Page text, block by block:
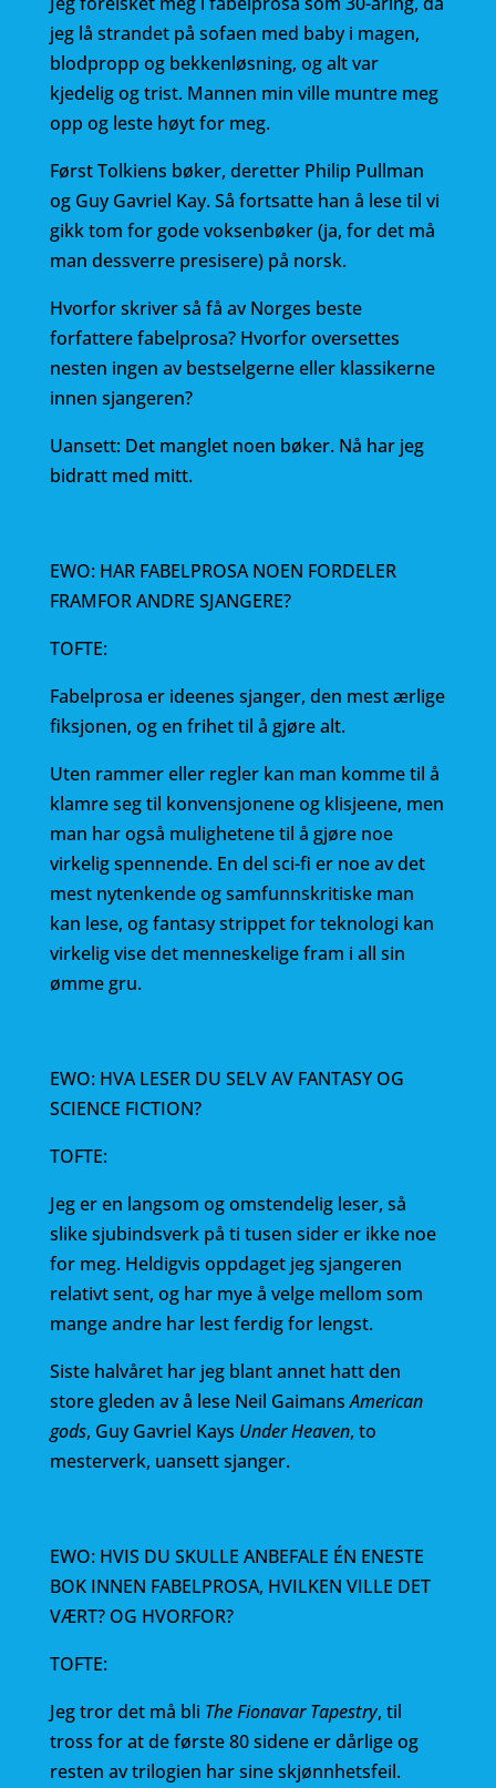
jeg lå strandet på sofaen med baby i magen,
blodpropp og bekkenløsning, og alt var
kjedelig og trist. Mannen min ville muntre meg
opp og leste høyt for meg.
Først Tolkiens bøker, deretter Philip Pullman
og Guy Gavriel Kay. Så fortsatte han å lese til vi
gikk tom for gode voksenbøker (ja, for det må
man dessverre presisere) på norsk.
Hvorfor skriver så få av Norges beste
forfattere fabelprosa? Hvorfor oversettes
nesten ingen av bestselgerne eller klassikerne
innen sjangeren?
Uansett: Det manglet noen bøker. Nå har jeg
bidratt med mitt.
EWO: HAR FABELPROSA NOEN FORDELER
FRAMFOR ANDRE SJANGERE?
TOFTE:
Fabelprosa er ideenes sjanger, den mest ærlige
fiksjonen, og en frihet til å gjøre alt.
Uten rammer eller regler kan man komme til å
klamre seg til konvensjonene og klisjeene, men
man har også mulighetene til å gjøre noe
virkelig spennende. En del sci-fi er noe av det
mest nytenkende og samfunnskritiske man
kan lese, og fantasy strippet for teknologi kan
virkelig vise det menneskelige fram i all sin
ømme gru.
EWO: HVA LESER DU SELV AV FANTASY OG
SCIENCE FICTION?
TOFTE:
Jeg er en langsom og omstendelig leser, så
slike sjubindsverk på ti tusen sider er ikke noe
for meg. Heldigvis oppdaget jeg sjangeren
relativt sent, og har mye å velge mellom som
mange andre har lest ferdig for lengst.
Siste halvåret har jeg blant annet hatt den
store gleden av å lese Neil GaimansAmerican
gods, Guy Gavriel Kays Under Heaven, to
mesterverk, uansett sjanger.
EWO: HVIS DU SKULLE ANBEFALE ÉN ENESTE
BOK INNEN FABELPROSA, HVILKEN VILLE DET
VÆRT? OG HVORFOR?
TOFTE:
Jeg tror det må bli TheFionavar Tapestry, til
tross for at de første 80 sidene er dårlige og
resten av trilogien har sine skjønnhetsfeil.